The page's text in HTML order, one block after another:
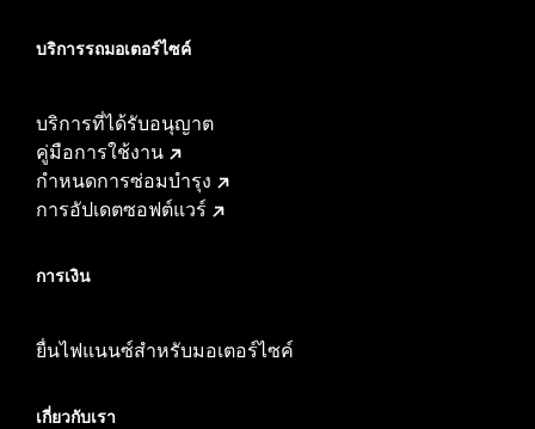
บริการรถมอเตอร์ไซค์​
บริการที่ได้รับอนุญาต
คู่มือการใช้งาน
กำหนดการซ่อมบำรุง
การอัปเดตซอฟต์แวร์
การเงิน
ยื่นไฟแนนซ์สำหรับมอเตอร์ไซค์
เกี่ยวกับเรา